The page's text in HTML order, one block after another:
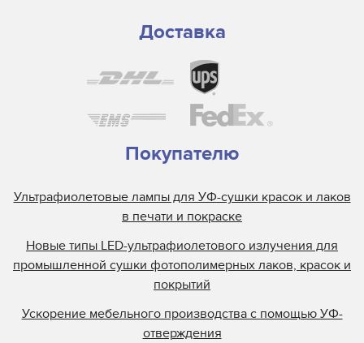
Доставка
Покупателю
Ультрафиолетовые лампы для УФ-сушки красок и лаков
в печати и покраске
Новые типы LED-ультрафиолетового излучения для
промышленной сушки фотополимерных лаков, красок и
покрытий
Ускорение мебельного производства с помощью УФ-
отверждения